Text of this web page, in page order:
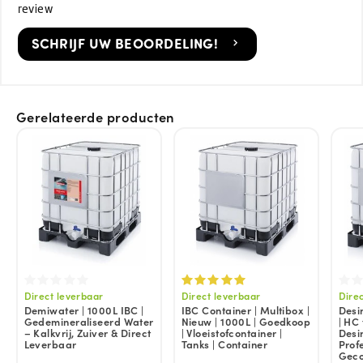
review
SCHRIJF UW BEOORDELING!
Gerelateerde producten
Direct leverbaar
Demiwater | 1000L IBC |
Gedemineraliseerd Water
– Kalkvrij, Zuiver & Direct
Leverbaar
Direct leverbaar
IBC Container | Multibox |
Nieuw | 1000L | Goedkoop
| Vloeistofcontainer |
Tanks | Container
|